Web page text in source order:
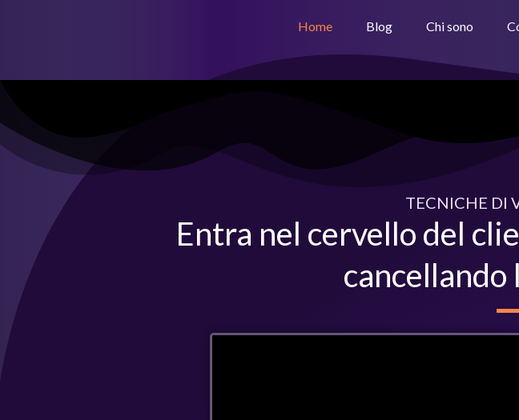
Home Blog Chi sono
TECNICHE DI
Entra nel cervello del
cancellando